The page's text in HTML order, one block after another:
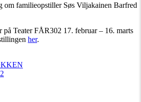
om familieopstiller Søs Viljakainen Barfred
Teater FÅR302 17. februar – 16. marts
her.